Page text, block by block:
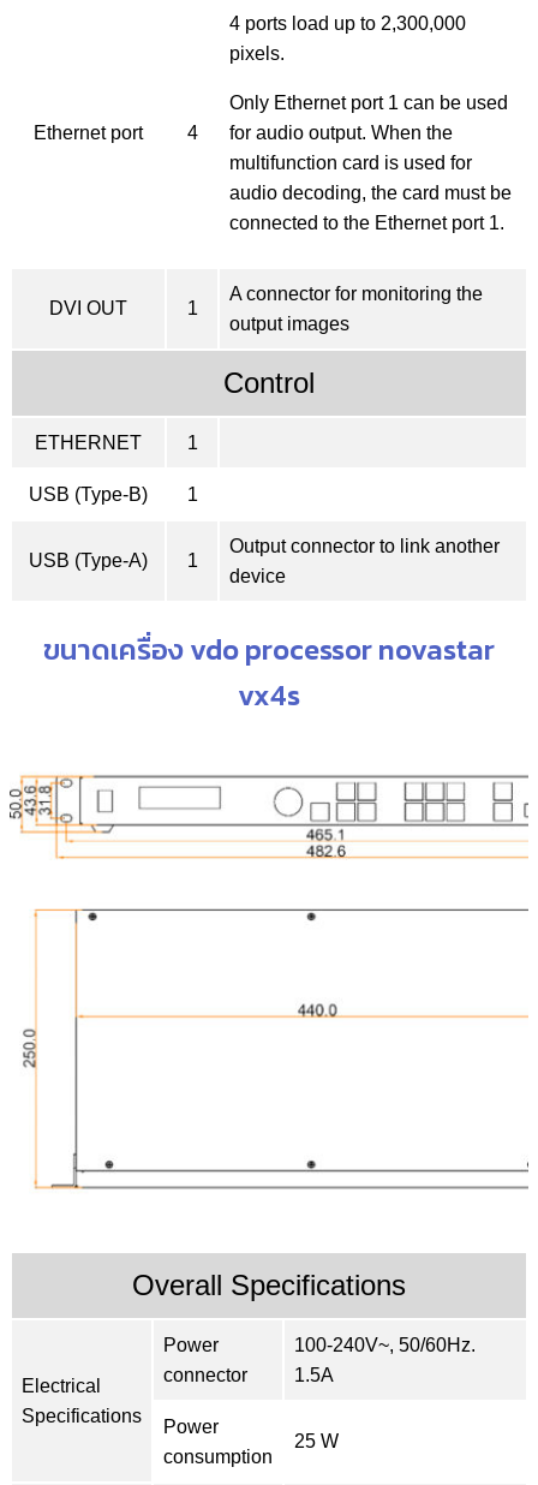
Ethernet port 4
4 ports load up to 2,300,000
pixels.
Only Ethernet port 1 can be used
for audio output. When the
multifunction card is used for
audio decoding, the card must be
connected to the Ethernet port 1.
DVI OUT 1
A connector for monitoring the
output images
Control
ETHERNET 1
USB (Type-B) 1
USB (Type-A) 1
Output connector to link another
device
ขนาดเครื่อง vdo processor novastar
vx4s
Overall Specifications
Electrical
Specifications
Power
connector
100-240V~, 50/60Hz.
1.5A
Power
consumption
25 W